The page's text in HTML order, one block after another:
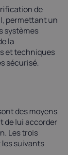
de
permettant un
systèmes
la
et techniques
sécurisé.
des moyens
de lui accorder
Les trois
suivants